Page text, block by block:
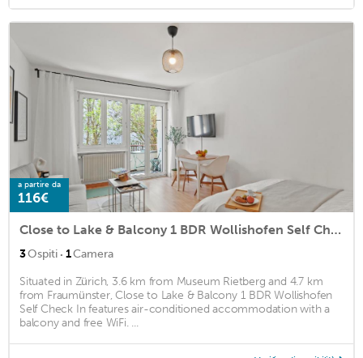
a partire da
116€
Close to Lake & Balcony 1 BDR Wollishofen Self Check In
3Ospiti · 1Camera
Situated in Zürich, 3.6 km from Museum Rietberg and 4.7 km
from Fraumünster, Close to Lake & Balcony 1 BDR Wollishofen
Self Check In features air-conditioned accommodation with a
balcony and free WiFi. ...